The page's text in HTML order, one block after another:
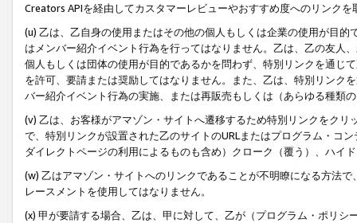
Creators APIを経由してカスタマーレビューやおすすめ度へのリンクを
(u) 乙は、乙自身の使用またはその他の個人もしくは企業の使用が目
はメンバー紹介イベント行為を行ってはなりません。乙は、乙の友人
個人もしくは団体の使用が目的であるかを問わず、特別リンクを通じ
を許可、要請または奨励してはなりません。また、乙は、特別リンク
バー紹介イベント行為の実施、または再販売もしくは（あらゆる種類
(v) 乙は、お客様がアマゾン・サイトへ遷移するため特別リンクをク
で、特別リンクが設置された乙のサイトのURLまたはプログラム・コ
ダイレクトページの利用によるものも含め）クローク（覆う）、ハイ
(w) 乙はアマゾン・サイトへのリンクであることが不明瞭になる方法
レースメントを使用してはなりません。
(x) 甲が要請する場合、乙は、甲に対して、乙が（プログラム・ポリ